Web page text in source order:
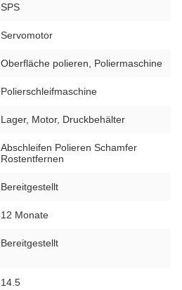
SPS
Servomotor
Oberfläche polieren, Poliermaschine
Polierschleifmaschine
Lager, Motor, Druckbehälter
Abschleifen Polieren Schamfer
Rostentfernen
Bereitgestellt
12 Monate
Bereitgestellt
14.5